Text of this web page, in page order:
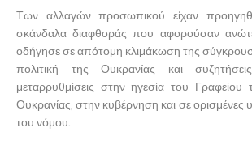
Των αλλαγών προσωπικού είχαν
σκάνδαλα διαφθοράς που αφορούσαν
οδήγησε σε απότομη κλιμάκωση της
πολιτική της Ουκρανίας και
μεταρρυθμίσεις στην ηγεσία του
Ουκρανίας, στην κυβέρνηση και σε ορισμένες
του νόμου.